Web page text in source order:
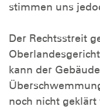
stimmen uns
Der Rechtsstreit
kann der
noch nicht